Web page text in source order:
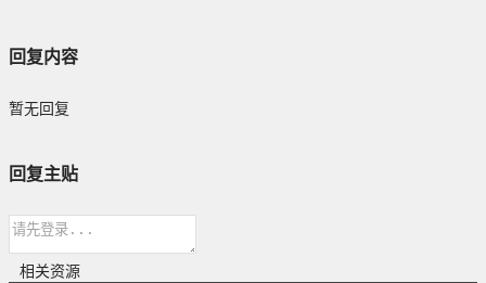
回复内容
暂无回复
回复主贴
相关资源